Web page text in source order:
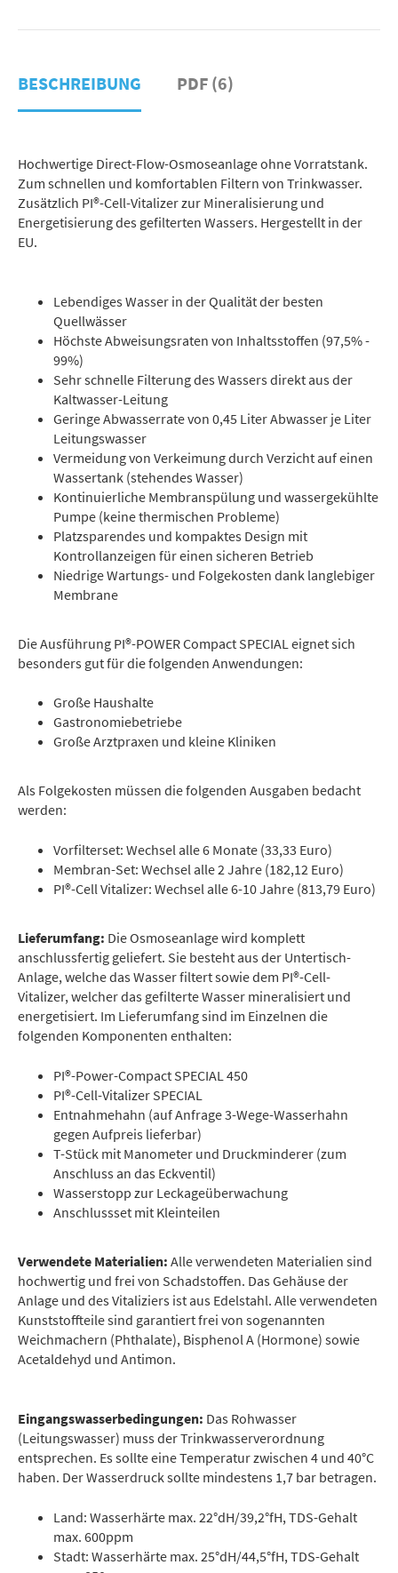
BESCHREIBUNG PDF (6)
Hochwertige Direct-Flow-Osmoseanlage ohne Vorratstank.
Zum schnellen und komfortablen Filtern von Trinkwasser.
Zusätzlich PI®-Cell-Vitalizer zur Mineralisierung und
Energetisierung des gefilterten Wassers. Hergestellt in der
EU.
Lebendiges Wasser in der Qualität der besten
Quellwässer
Höchste Abweisungsraten von Inhaltsstoffen (97,5% -
99%)
Sehr schnelle Filterung des Wassers direkt aus der
Kaltwasser-Leitung
Geringe Abwasserrate von 0,45 Liter Abwasser je Liter
Leitungswasser
Vermeidung von Verkeimung durch Verzicht auf einen
Wassertank (stehendes Wasser)
Kontinuierliche Membranspülung und wassergekühlte
Pumpe (keine thermischen Probleme)
Platzsparendes und kompaktes Design mit
Kontrollanzeigen für einen sicheren Betrieb
Niedrige Wartungs- und Folgekosten dank langlebiger
Membrane
Die Ausführung PI®-POWER Compact SPECIAL eignet sich
besonders gut für die folgenden Anwendungen:
Große Haushalte
Gastronomiebetriebe
Große Arztpraxen und kleine Kliniken
Als Folgekosten müssen die folgenden Ausgaben bedacht
werden:
Vorfilterset: Wechsel alle 6 Monate (33,33 Euro)
Membran-Set: Wechsel alle 2 Jahre (182,12 Euro)
PI®-Cell Vitalizer: Wechsel alle 6-10 Jahre (813,79 Euro)
Lieferumfang: Die Osmoseanlage wird komplett
anschlussfertig geliefert. Sie besteht aus der Untertisch-
Anlage, welche das Wasser filtert sowie dem PI®-Cell-
Vitalizer, welcher das gefilterte Wasser mineralisiert und
energetisiert. Im Lieferumfang sind im Einzelnen die
folgenden Komponenten enthalten:
PI®-Power-Compact SPECIAL 450
PI®-Cell-Vitalizer SPECIAL
Entnahmehahn (auf Anfrage 3-Wege-Wasserhahn
gegen Aufpreis lieferbar)
T-Stück mit Manometer und Druckminderer (zum
Anschluss an das Eckventil)
Wasserstopp zur Leckageüberwachung
Anschlussset mit Kleinteilen
Verwendete Materialien: Alle verwendeten Materialien sind
hochwertig und frei von Schadstoffen. Das Gehäuse der
Anlage und des Vitaliziers ist aus Edelstahl. Alle verwendeten
Kunststoffteile sind garantiert frei von sogenannten
Weichmachern (Phthalate), Bisphenol A (Hormone) sowie
Acetaldehyd und Antimon.
Eingangswasserbedingungen: Das Rohwasser
(Leitungswasser) muss der Trinkwasserverordnung
entsprechen. Es sollte eine Temperatur zwischen 4 und 40°C
haben. Der Wasserdruck sollte mindestens 1,7 bar betragen.
Land: Wasserhärte max. 22°dH/39,2°fH, TDS-Gehalt
max. 600ppm
Stadt: Wasserhärte max. 25°dH/44,5°fH, TDS-Gehalt